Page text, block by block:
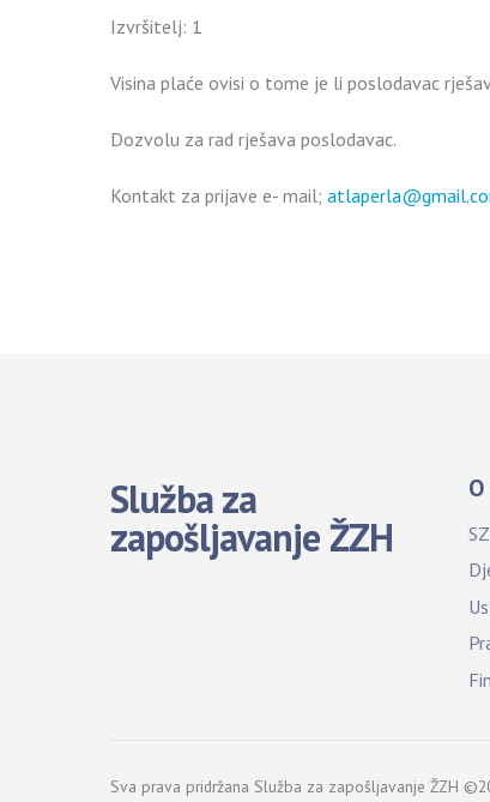
Izvršitelj: 1
Visina plaće ovisi o tome je li poslodavac
Dozvolu za rad rješava poslodavac.
Kontakt za prijave e- mail;
Služba za
zapošljavanje ŽZH
Sva prava pridržana Služba za zapošljavanje ŽZH